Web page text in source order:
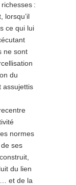
:
lorsqu’il
ce qui lui
ne sont
du
assujettis
normes
ses
du lien
et de la